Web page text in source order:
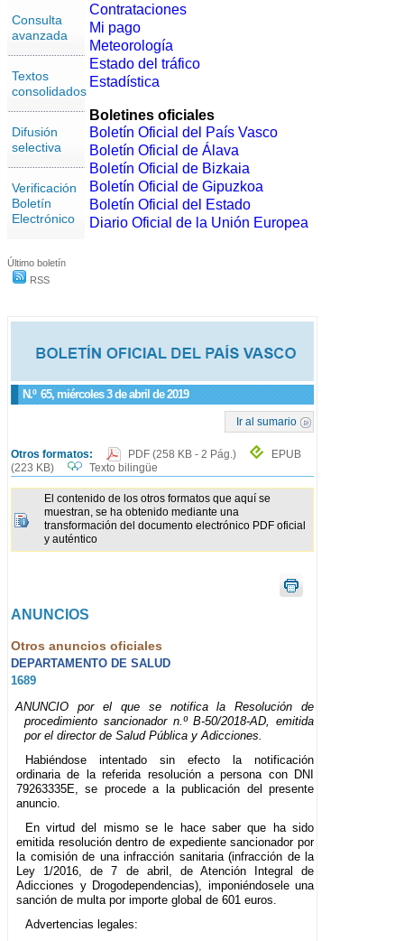
Consulta
avanzada
Textos
consolidados
Difusión
selectiva
Verificación
Boletín
Electrónico
Último boletín
RSS
N.º 65, miércoles 3 de abril de 2019
Ir al sumario
Otros formatos: PDF (258 KB - 2 Pág.)
EPUB
(223 KB)
Texto bilingüe
El contenido de los otros formatos que aquí se
muestran, se ha obtenido mediante una
transformación del documento electrónico PDF oficial
y auténtico
ANUNCIOS
Otros anuncios oficiales
DEPARTAMENTO DE SALUD
1689
ANUNCIO por el que se notifica la Resolución de
procedimiento sancionador n.º B-50/2018-AD, emitida
por el director de Salud Pública y Adicciones.
Habiéndose intentado sin efecto la notificación
ordinaria de la referida resolución a persona con DNI
79263335E, se procede a la publicación del presente
anuncio.
En virtud del mismo se le hace saber que ha sido
emitida resolución dentro de expediente sancionador por
la comisión de una infracción sanitaria (infracción de la
Ley 1/2016, de 7 de abril, de Atención Integral de
Adicciones y Drogodependencias), imponiéndosele una
sanción de multa por importe global de 601 euros.
Advertencias legales:
Contrataciones
Mi pago
Meteorología
Estado del tráfico
Estadística
Boletines oficiales
Boletín Oficial del País Vasco
Boletín Oficial de Álava
Boletín Oficial de Bizkaia
Boletín Oficial de Gipuzkoa
Boletín Oficial del Estado
Diario Oficial de la Unión Europea